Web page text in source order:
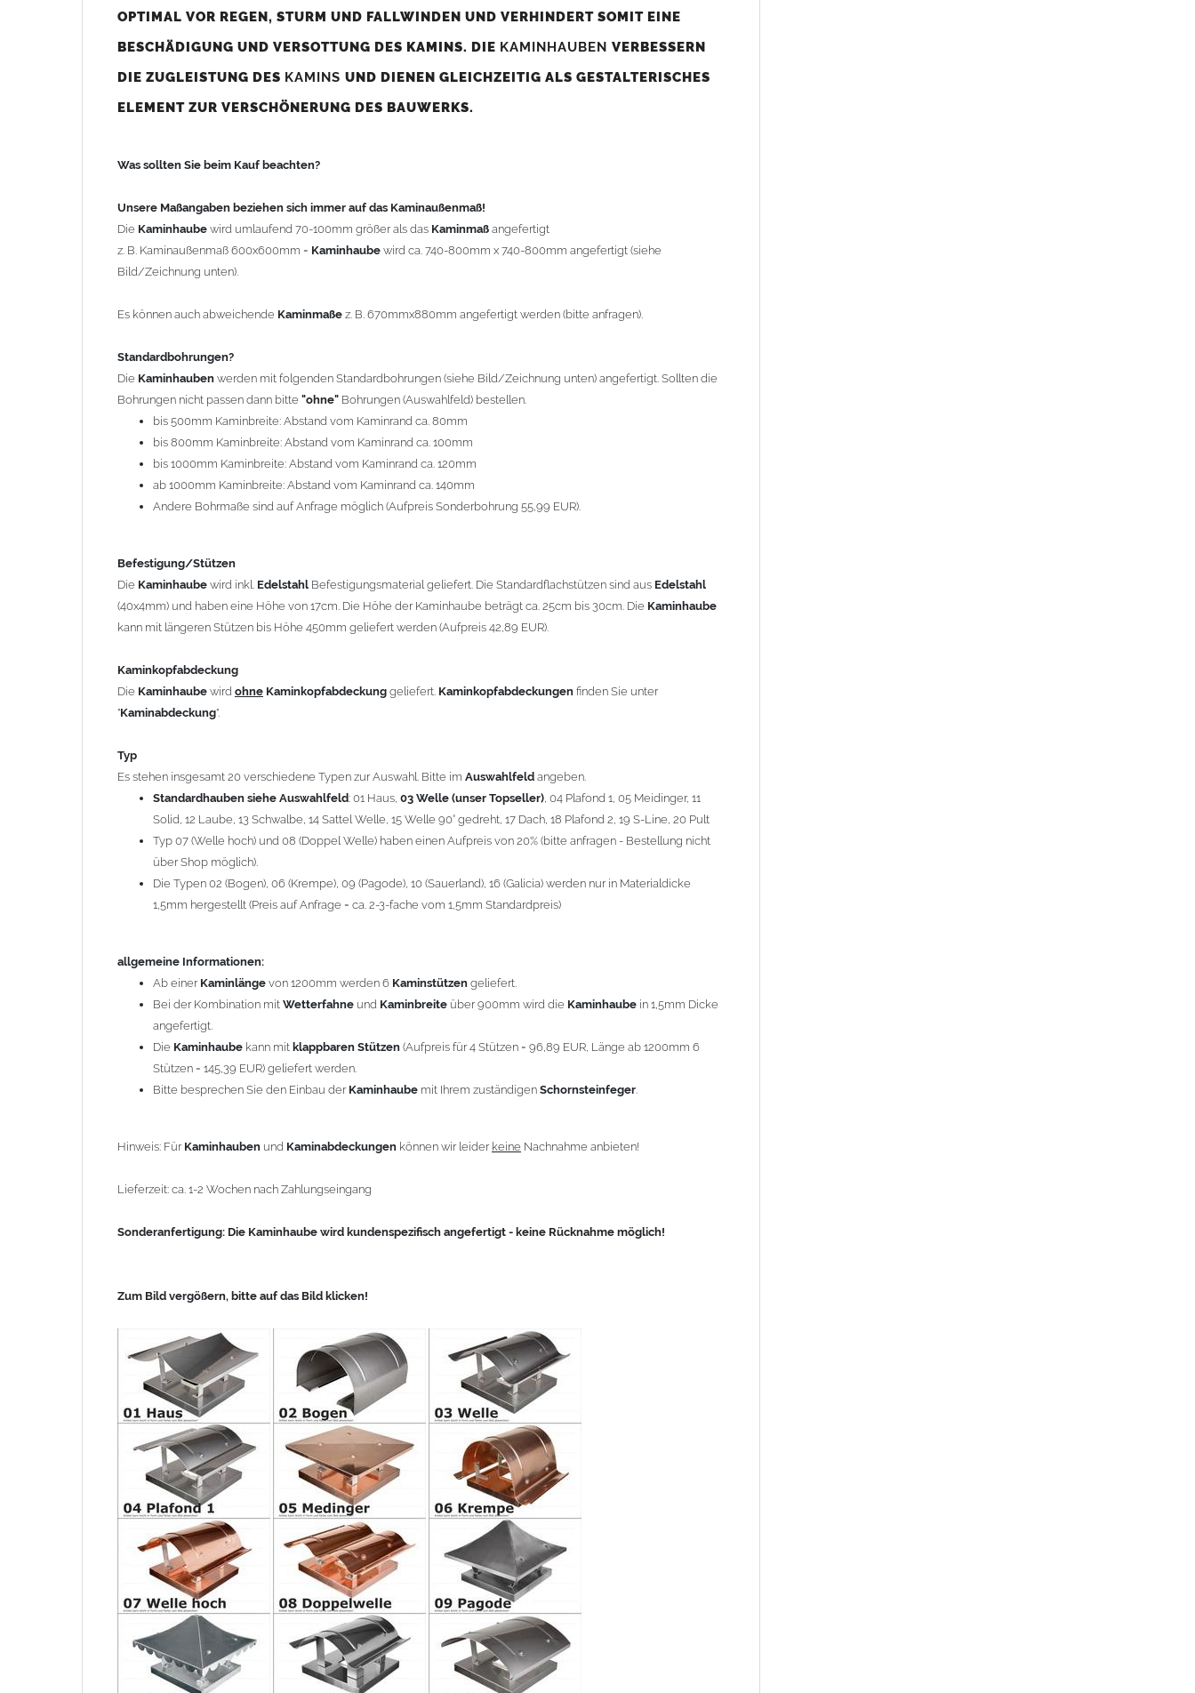
Standardbohrungen?
Bohrungen nicht passen dann bitte"ohne"Bohrungen (Auswahlfeld) bestellen.
bis 500mm Kaminbreite: Abstand vom Kaminrand ca. 80mm
ab 1000mm Kaminbreite: Abstand vom Kaminrand ca. 140mm
Befestigung/Stützen
Kaminhaubewird inkl.Edelstahl
kann mit längeren Stützen bis Höhe 450mm geliefert werden (Aufpreis 42,89 EUR).
Kaminkopfabdeckung
Kaminhaubewirdohne Kaminkopfabdeckunggeliefert.Kaminkopfabdeckungenfinden Sie unter
Kaminabdeckung".
Es stehen insgesamt 20 verschiedene Typen zur Auswahl. Bitte imAuswahlfeld
Standardhauben siehe Auswahlfeld: 01 Haus,03 Welle (unser Topseller)
12 Laube, 13 Schwalbe, 14 Sattel Welle, 15 Welle 90° gedreht, 17 Dach, 18 Plafond 2, 19 S-Line, 20 Pult
Die Typen 02 (Bogen), 06 (Krempe), 09 (Pagode), 10 (Sauerland), 16 (Galicia) werden nur in Materialdicke 1,5mm
hergestellt (Preis auf Anfrage = ca. 2-3-fache vom 1,5mm Standardpreis)
Ab einerKaminlänge
Bei der Kombination mitWetterfahneundKaminbreite über 900mm wird dieKaminhaubein 1,5mm Dicke
angefertigt.
= 145,39 EUR) geliefert werden.
Bitte besprechen Sie den Einbau derKaminhaubemit Ihrem zuständigenSchornsteinfeger
Zum Bild vergößern, bitte auf das Bild klicken!
OPTIMAL VOR REGEN, STURM UND FALLWINDEN UND VERHINDERT SOMIT EINE
BESCHÄDIGUNG UND VERSOTTUNG DES KAMINS. DIE KAMINHAUBEN VERBESSERN
DIE ZUGLEISTUNG DES KAMINS UND DIENEN GLEICHZEITIG ALS GESTALTERISCHES
ELEMENT ZUR VERSCHÖNERUNG DES BAUWERKS.
Was sollten Sie beim Kauf beachten?
Unsere Maßangaben beziehen sich immer auf das Kaminaußenmaß!
Die Kaminhaube wird umlaufend 70-100mm größer als das Kaminmaß angefertigt
z. B. Kaminaußenmaß 600x600mm = Kaminhaube wird ca. 740-800mm x 740-800mm angefertigt (siehe
Bild/Zeichnung unten).
Es können auch abweichende Kaminmaße z. B. 670mmx880mm angefertigt werden (bitte anfragen).
Standardbohrungen?
Die Kaminhauben werden mit folgenden Standardbohrungen (siehe Bild/Zeichnung unten) angefertigt. Sollten die
Bohrungen nicht passen dann bitte "ohne" Bohrungen (Auswahlfeld) bestellen.
bis 500mm Kaminbreite: Abstand vom Kaminrand ca. 80mm
bis 800mm Kaminbreite: Abstand vom Kaminrand ca. 100mm
bis 1000mm Kaminbreite: Abstand vom Kaminrand ca. 120mm
ab 1000mm Kaminbreite: Abstand vom Kaminrand ca. 140mm
Andere Bohrmaße sind auf Anfrage möglich (Aufpreis Sonderbohrung 55,99 EUR).
Befestigung/Stützen
Die Kaminhaube wird inkl. Edelstahl Befestigungsmaterial geliefert. Die Standardflachstützen sind aus Edelstahl
(40x4mm) und haben eine Höhe von 17cm. Die Höhe der Kaminhaube beträgt ca. 25cm bis 30cm. Die Kaminhaube
kann mit längeren Stützen bis Höhe 450mm geliefert werden (Aufpreis 42,89 EUR).
Kaminkopfabdeckung
Die Kaminhaube wird ohne Kaminkopfabdeckung geliefert. Kaminkopfabdeckungen finden Sie unter
"Kaminabdeckung".
Typ
Es stehen insgesamt 20 verschiedene Typen zur Auswahl. Bitte im Auswahlfeld angeben.
Standardhauben siehe Auswahlfeld: 01 Haus, 03 Welle (unser Topseller) , 04 Plafond 1, 05 Meidinger, 11
Solid, 12 Laube, 13 Schwalbe, 14 Sattel Welle, 15 Welle 90° gedreht, 17 Dach, 18 Plafond 2, 19 S-Line, 20 Pult
Typ 07 (Welle hoch) und 08 (Doppel Welle) haben einen Aufpreis von 20% (bitte anfragen - Bestellung nicht
über Shop möglich).
Die Typen 02 (Bogen), 06 (Krempe), 09 (Pagode), 10 (Sauerland), 16 (Galicia) werden nur in Materialdicke
1,5mm hergestellt (Preis auf Anfrage = ca. 2-3-fache vom 1,5mm Standardpreis)
allgemeine Informationen:
Ab einer Kaminlänge von 1200mm werden 6 Kaminstützen geliefert.
Bei der Kombination mit Wetterfahne und Kaminbreite über 900mm wird die Kaminhaube in 1,5mm Dicke
angefertigt.
Die Kaminhaube kann mit klappbaren Stützen (Aufpreis für 4 Stützen = 96,89 EUR, Länge ab 1200mm 6
Stützen = 145,39 EUR) geliefert werden.
Bitte besprechen Sie den Einbau der Kaminhaube mit Ihrem zuständigen Schornsteinfeger
Hinweis: Für Kaminhauben und Kaminabdeckungen können wir leider keine Nachnahme anbieten!
Lieferzeit: ca. 1-2 Wochen nach Zahlungseingang
Sonderanfertigung: Die Kaminhaube wird kundenspezifisch angefertigt - keine Rücknahme möglich!
Zum Bild vergößern, bitte auf das Bild klicken!